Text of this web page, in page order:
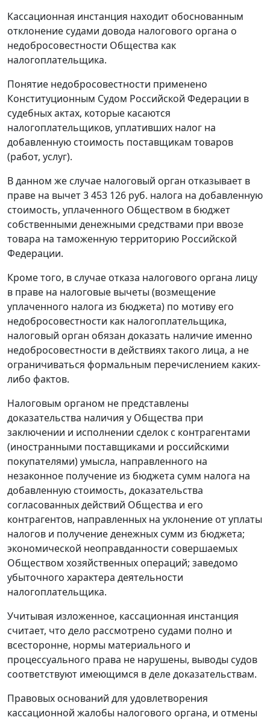
Кассационная инстанция находит обоснованным
отклонение судами довода налогового органа о
недобросовестности Общества как
налогоплательщика.
Понятие недобросовестности применено
Конституционным Судом Российской Федерации в
судебных актах, которые касаются
налогоплательщиков, уплативших налог на
добавленную стоимость поставщикам товаров
(работ, услуг).
В данном же случае налоговый орган отказывает в
праве на вычет 3 453 126 руб. налога на добавленную
стоимость, уплаченного Обществом в бюджет
собственными денежными средствами при ввозе
товара на таможенную территорию Российской
Федерации.
Кроме того, в случае отказа налогового органа лицу
в праве на налоговые вычеты (возмещение
уплаченного налога из бюджета) по мотиву его
недобросовестности как налогоплательщика,
налоговый орган обязан доказать наличие именно
недобросовестности в действиях такого лица, а не
ограничиваться формальным перечислением каких-
либо фактов.
Налоговым органом не представлены
доказательства наличия у Общества при
заключении и исполнении сделок с контрагентами
(иностранными поставщиками и российскими
покупателями) умысла, направленного на
незаконное получение из бюджета сумм налога на
добавленную стоимость, доказательства
согласованных действий Общества и его
контрагентов, направленных на уклонение от уплаты
налогов и получение денежных сумм из бюджета;
экономической неоправданности совершаемых
Обществом хозяйственных операций; заведомо
убыточного характера деятельности
налогоплательщика.
Учитывая изложенное, кассационная инстанция
считает, что дело рассмотрено судами полно и
всесторонне, нормы материального и
процессуального права не нарушены, выводы судов
соответствуют имеющимся в деле доказательствам.
Правовых оснований для удовлетворения
кассационной жалобы налогового органа, и отмены